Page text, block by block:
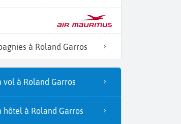
à Roland Garros
vol à Roland Garros
hôtel à Roland Garros